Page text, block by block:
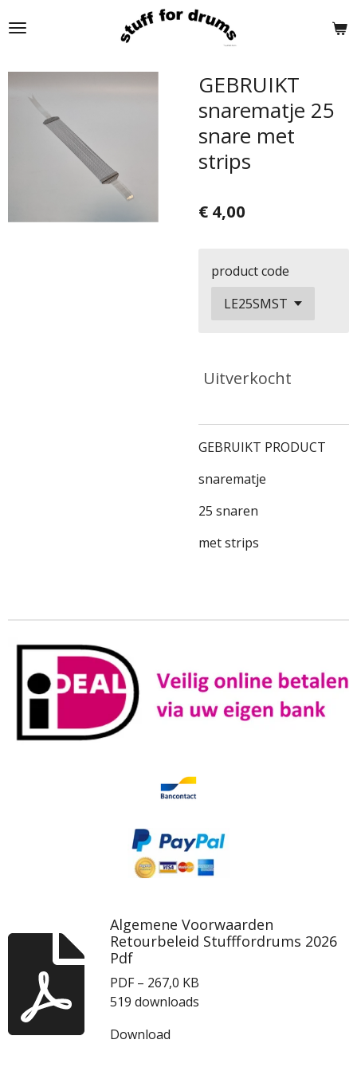
direct
de
GEBRUIKT
snarematje 25
snare met
strips
€ 4,00
product code
Uitverkocht
GEBRUIKT PRODUCT
snarematje
25 snaren
met strips
Algemene Voorwaarden
Retourbeleid Stufffordrums 2026
Pdf
PDF – 267,0 KB
519 downloads
Download